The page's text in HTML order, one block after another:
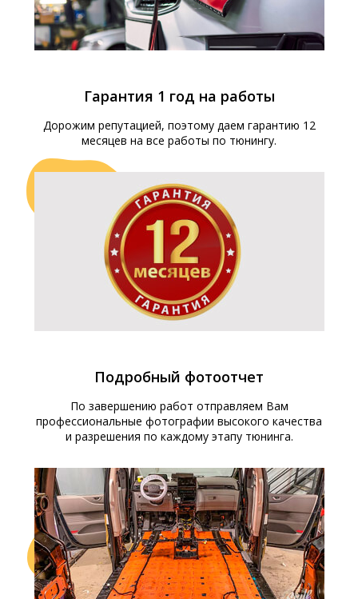
Гарантия 1 год на работы
Дорожим репутацией, поэтому даем гарантию 12
месяцев на все работы по тюнингу.
Подробный фотоотчет
По завершению работ отправляем Вам
профессиональные фотографии высокого качества
и разрешения по каждому этапу тюнинга.